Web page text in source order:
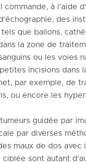
commande, à l'aide
des
que ballons,
la zone de
ou les voies
incisions dans
par exemple, de
ou encore les
guidée par
par diverses
maux de dos avec
ciblée sont autant